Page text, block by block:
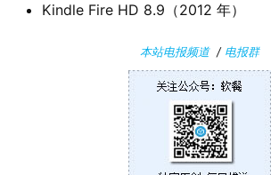
Kindle Fire HD 8.9（2012 年）
本站电报频道/ 电报群